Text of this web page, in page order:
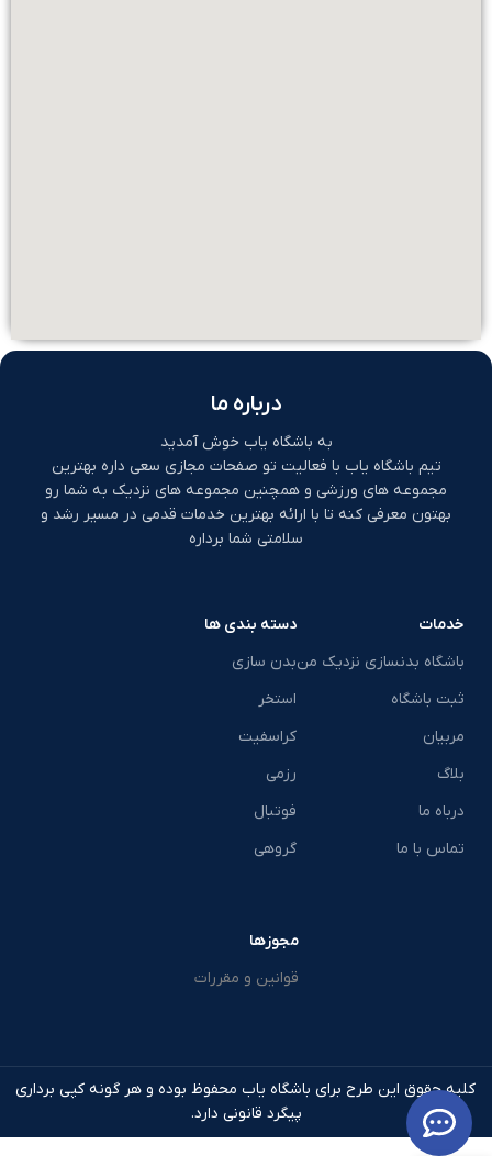
درباره ما
به باشگاه یاب خوش آمدید
تیم باشگاه یاب با فعالیت تو صفحات مجازی سعی داره بهترین
مجموعه های ورزشی و همچنین مجموعه های نزدیک به شما رو
بهتون معرفی کنه تا با ارائه بهترین خدمات قدمی در مسیر رشد و
سلامتی شما برداره
خدمات
باشگاه بدنسازی نزدیک من
ثبت باشگاه
مربیان
بلاگ
درباه ما
تماس با ما
دسته بندی ها
بدن سازی
استخر
کراسفیت
رزمی
فوتبال
گروهی
مجوزها
قوانین و مقررات
کلیه حقوق این طرح برای باشگاه یاب محفوظ بوده و هر گونه کپی برداری
پیگرد قانونی دارد.